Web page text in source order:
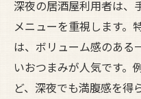
深夜の居酒屋利用者は、
メニューを重視します。
は、ボリューム感のある
いおつまみが人気です。
ど、深夜でも満腹感を得